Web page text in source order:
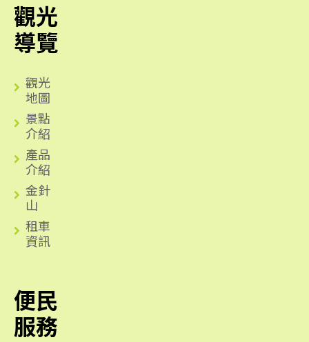
觀光
導覽
觀光
地圖
景點
介紹
產品
介紹
金針
山
租車
資訊
便民
服務